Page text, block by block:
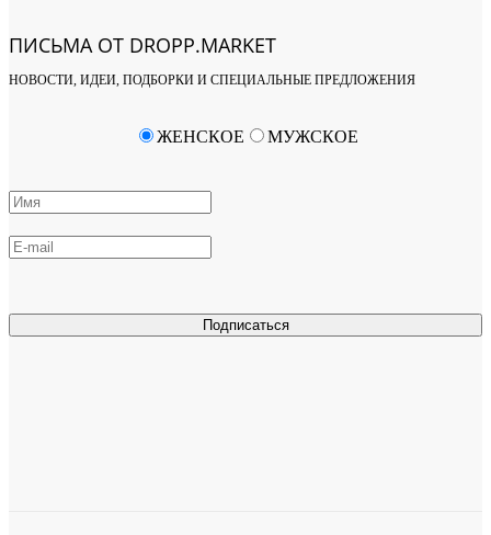
ПИСЬМА ОТ DROPP.MARKET
НОВОСТИ, ИДЕИ, ПОДБОРКИ И СПЕЦИАЛЬНЫЕ ПРЕДЛОЖЕНИЯ
Подписаться
ЖЕНСКОЕ МУЖСКОЕ